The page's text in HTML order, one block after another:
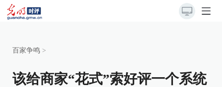
百家争鸣 >
该给商家“花式”索好评一个系统